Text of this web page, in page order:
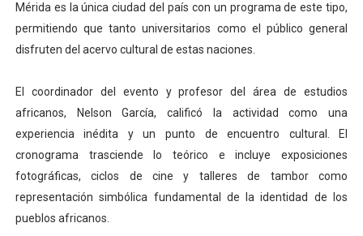
Mérida es la única ciudad del país con un programa de este tipo,
permitiendo que tanto universitarios como el público general
disfruten del acervo cultural de estas naciones.
El coordinador del evento y profesor del área de estudios
africanos, Nelson García, calificó la actividad como una
experiencia inédita y un punto de encuentro cultural. El
cronograma trasciende lo teórico e incluye exposiciones
fotográficas, ciclos de cine y talleres de tambor como
representación simbólica fundamental de la identidad de los
pueblos africanos.